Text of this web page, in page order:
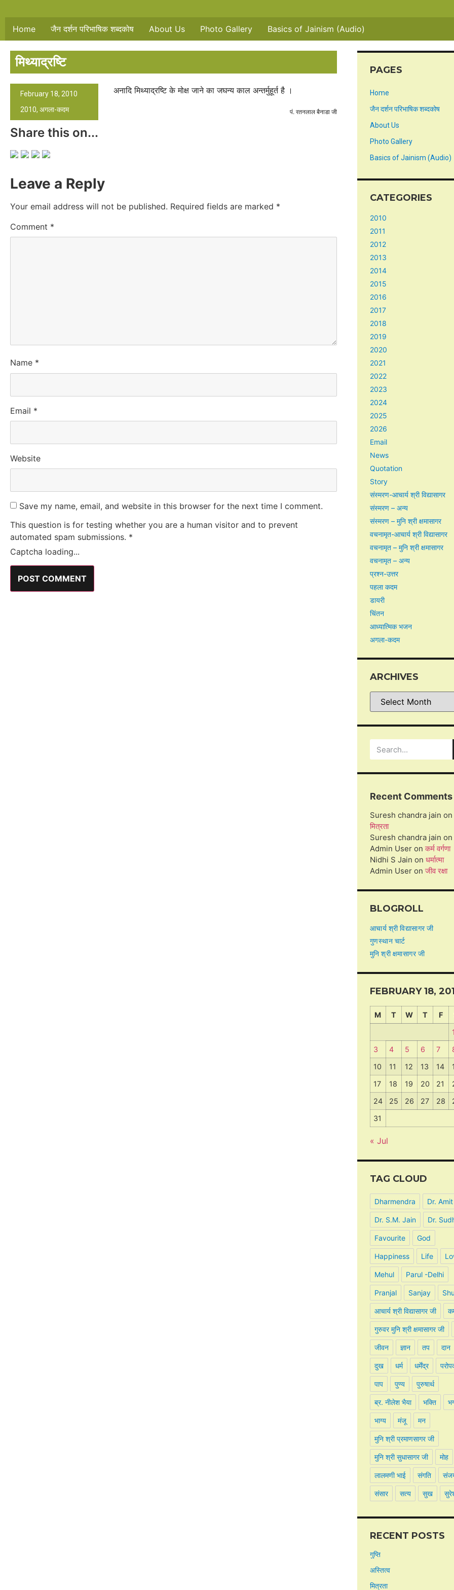
Home जैन दर्शन परिभाषिक शब्दकोष About Us Photo Gallery Basics of Jainism (Audio)
मिथ्याद्रष्टि
February 18, 2010
2010, अगला-कदम
अनादि मिथ्याद्रष्टि के मोक्ष जाने का जघन्य काल अन्तर्मुहूर्त है ।
पं. रतनलाल बैनाडा जी
Share this on...
Leave a Reply
Your email address will not be published. Required fields are marked *
Comment *
Name *
Email *
Website
Save my name, email, and website in this browser for the next time I comment.
This question is for testing whether you are a human visitor and to prevent
automated spam submissions. *
Captcha loading...
PAGES
Home
जैन दर्शन परिभाषिक शब्दकोष
About Us
Photo Gallery
Basics of Jainism (Audio)
CATEGORIES
2010
2011
2012
2013
2014
2015
2016
2017
2018
2019
2020
2021
2022
2023
2024
2025
2026
Email
News
Quotation
Story
संस्मरण-आचार्य श्री विद्यासागर
संस्मरण – अन्य
संस्मरण – मुनि श्री क्षमासागर
वचनामृत-आचार्य श्री विद्यासागर
वचनामृत – मुनि श्री क्षमासागर
वचनामृत – अन्य
प्रश्न-उत्तर
पहला कदम
डायरी
चिंतन
आध्यात्मिक भजन
अगला-कदम
ARCHIVES
Recent Comments
Suresh chandra jain on
मित्रता
Suresh chandra jain on
Admin Useronकर्म वर्गणा
Nidhi S Jain on धर्मात्मा
Admin Useronजीव रक्षा
BLOGROLL
आचार्य श्री विद्यासागर जी
गुणस्थान चार्ट
मुनि श्री क्षमासागर जी
FEBRUARY 18,
M T W T F
1
3
4 5 6 7
10
11 12 13 14
17
18 19 20 21
24
25 26 27 28
31
« Jul
TAG CLOUD
Dharmendra Dr. Amit
Dr. S.M. Jain Dr.
Favourite God
Happiness Life
Mehul Parul -Delhi
Pranjal Sanjay
आचार्य श्री विद्यासागर जी
गुरुवर मुनि श्री क्षमासागर जी
जीवन ज्ञान तप दान
दुख धर्म धर्मेंद्र
पाप पुण्य पुरुषार्थ
ब्र. नीलेश भैया भक्ति
भाग्य मंजू मन
मुनि श्री प्रमाणसागर जी
मुनि श्री सुधासागर जी मोह
लालमणी भाई संगति
संसार सत्य सुख
RECENT POSTS
गुप्ति
अस्तित्व
मित्रता